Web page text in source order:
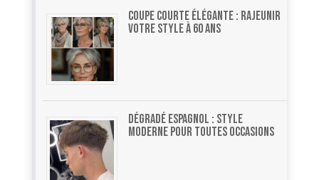
Coupe courte élégante : rajeunir
votre style à 60 ans
Dégradé espagnol : style
moderne pour toutes occasions